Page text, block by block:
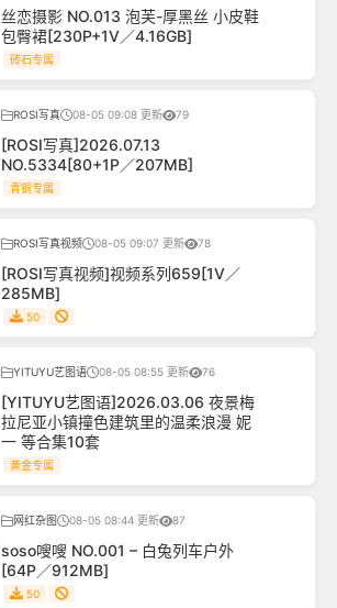
丝恋摄影 NO.013 泡芙-厚黑丝 小皮鞋
包臀裙[230P+1V／4.16GB]
砖石专属
ROSI写真 08-05 09:08 更新 79
[ROSI写真]2026.07.13
NO.5334[80+1P／207MB]
青铜专属
ROSI写真视频 08-05 09:07 更新 78
[ROSI写真视频]视频系列659[1V／
285MB]
50
YITUYU艺图语 08-05 08:55 更新 76
[YITUYU艺图语]2026.03.06 夜景梅
拉尼亚小镇撞色建筑里的温柔浪漫 妮
一 等合集10套
黄金专属
网红杂图 08-05 08:44 更新 87
soso嗖嗖 NO.001 – 白兔列车户外
[64P／912MB]
50